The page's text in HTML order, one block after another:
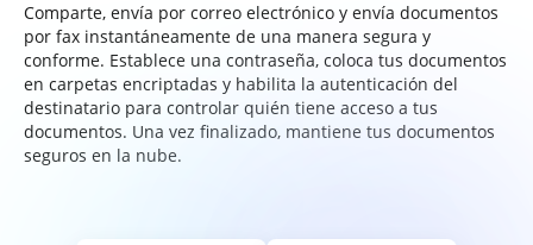
Comparte, envía por correo electrónico y envía documentos
por fax instantáneamente de una manera segura y
conforme. Establece una contraseña, coloca tus documentos
en carpetas encriptadas y habilita la autenticación del
destinatario para controlar quién tiene acceso a tus
documentos. Una vez finalizado, mantiene tus documentos
seguros en la nube.